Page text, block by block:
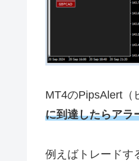
MT4のPipsAlert
に到達したらアラ
例えばトレードす